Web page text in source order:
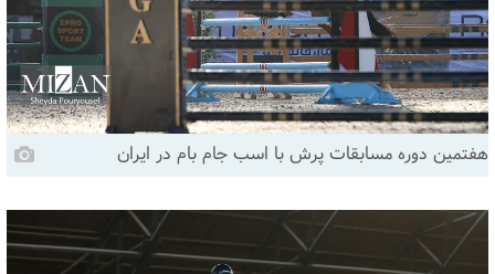
هفتمین دوره مسابقات پرش با اسب جام بام در ایران